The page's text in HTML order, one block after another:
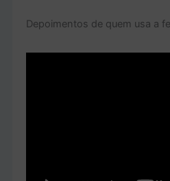
Depoimentos de quem usa a